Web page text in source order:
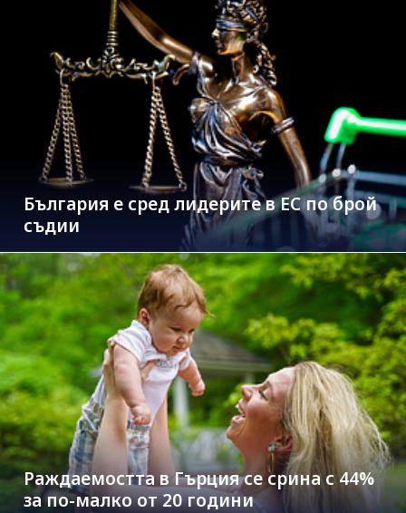
България е сред лидерите в ЕС по брой
съдии
Раждаемостта в Гърция се срина с 44%
за по-малко от 20 години